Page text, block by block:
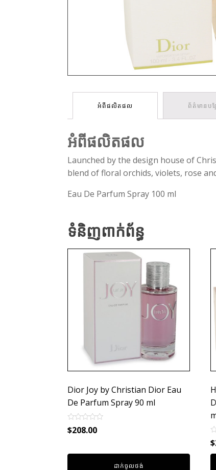
អំពីផលិតផល ព័ត៌មានបន្
អំពីផលិតផល
Launched by the design house of
blend of floral orchids, violets, rose
Eau De Parfum Spray 100 ml
ទំនិញពាក់ព័ន្ធ
Dior Joy by Christian Dior Eau
De Parfum Spray 90 ml
Rated
0
5
$208.00
ដាក់ចូលថង់
0
$